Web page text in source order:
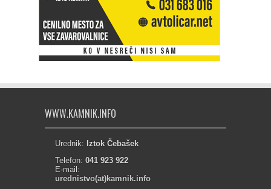
WWW.KAMNIK.INFO
Urednik: Iztok Čebašek
Telefon: 041 923 922
E-mail:
urednistvo(at)kamnik.info